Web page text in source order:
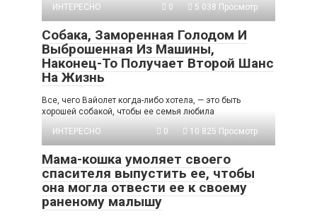
ИНТЕРЕСНО
0 5 038 Просмотр
Собака, Заморенная Голодом И
Выброшенная Из Машины,
Наконец-То Получает Второй Шанс
На Жизнь
Все, чего Вайолет когда-либо хотела, — это быть
хорошей собакой, чтобы ее семья любила
ИНТЕРЕСНО
0 10 825 Просмотр
Мама-кошка умоляет своего
спасителя выпустить ее, чтобы
она могла отвести ее к своему
раненому малышу